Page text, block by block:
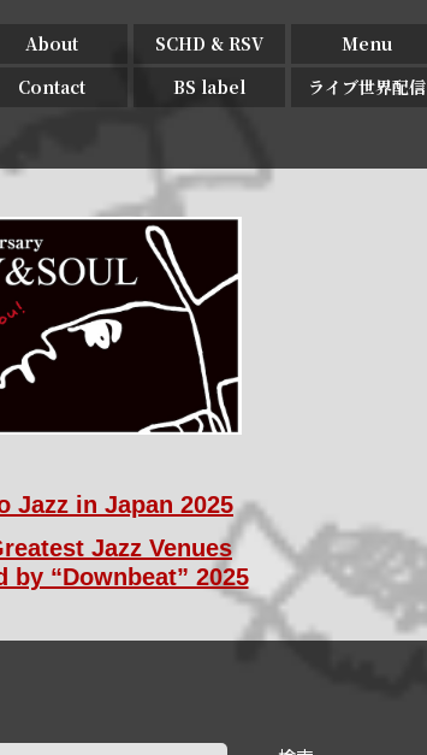
About SCHD & RSV
Menu
Contact BS label
ライブ世界配信
Jazz in Japan 2025
Jazz Venues
by “Downbeat” 2025